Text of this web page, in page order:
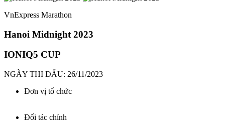
VnExpress Marathon
Hanoi Midnight 2023
IONIQ5 CUP
NGÀY THI ĐẤU: 26/11/2023
Đơn vị tổ chức
Đối tác chính